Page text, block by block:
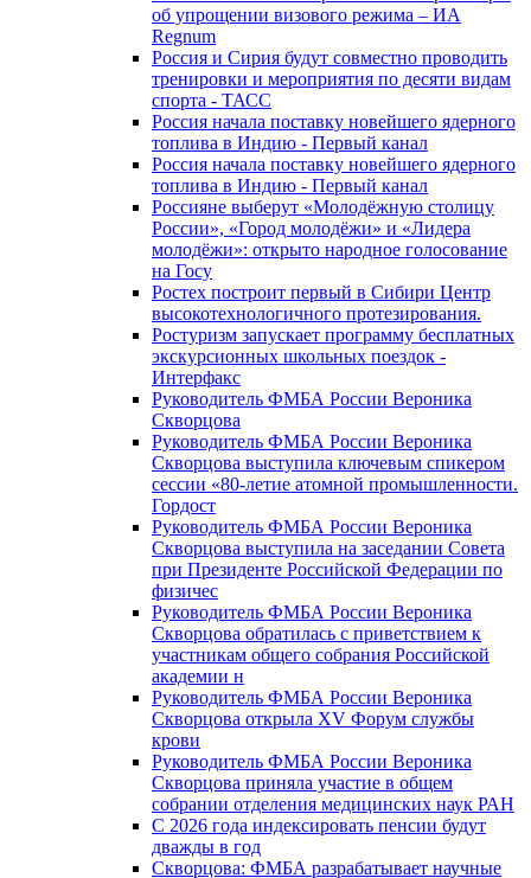
об упрощении визового режима – ИА
Regnum
Россия и Сирия будут совместно проводить
тренировки и мероприятия по десяти видам
спорта - ТАСС
Россия начала поставку новейшего ядерного
топлива в Индию - Первый канал
Россия начала поставку новейшего ядерного
топлива в Индию - Первый канал
Россияне выберут «Молодёжную столицу
России», «Город молодёжи» и «Лидера
молодёжи»: открыто народное голосование
на Госу
Ростех построит первый в Сибири Центр
высокотехнологичного протезирования.
Ростуризм запускает программу бесплатных
экскурсионных школьных поездок -
Интерфакс
Руководитель ФМБА России Вероника
Скворцова
Руководитель ФМБА России Вероника
Скворцова выступила ключевым спикером
сессии «80-летие атомной промышленности.
Гордост
Руководитель ФМБА России Вероника
Скворцова выступила на заседании Совета
при Президенте Российской Федерации по
физичес
Руководитель ФМБА России Вероника
Скворцова обратилась с приветствием к
участникам общего собрания Российской
академии н
Руководитель ФМБА России Вероника
Скворцова открыла XV Форум службы
крови
Руководитель ФМБА России Вероника
Скворцова приняла участие в общем
собрании отделения медицинских наук РАН
С 2026 года индексировать пенсии будут
дважды в год
Скворцова: ФМБА разрабатывает научные